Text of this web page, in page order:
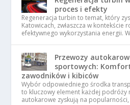
proces i efekty
Regeneracja turbin to temat, który
Katowicach, zwłaszcza w kontekście
efektywnego wykorzystania energii.
Przewozy
sportowych:
zawodników i kibiców
Wybór odpowiedniego środka
to kluczowy element każdej podróży
autokarowe zyskują na